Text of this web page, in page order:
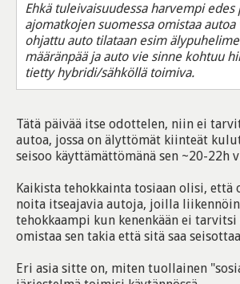
Ehkä tuleivaisuudessa harvempi edes
ajomatkojen suomessa omistaa
ohjattu auto tilataan esim
määränpää ja auto vie sinne kohtuu
tietty hybridi/sähköllä toimiva.
Tätä päivää itse odottelen, niin ei
autoa, jossa on älyttömät kiinteät
seisoo käyttämättömänä sen ~20-22h
Kaikista tehokkainta tosiaan olisi, että
noita itseajavia autoja, joilla
tehokkaampi kun kenenkään ei tarvitsi
omistaa sen takia että sitä saa
Eri asia sitte on, miten tuollainen